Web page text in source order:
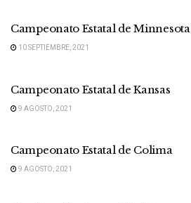
Campeonato Estatal de Minnesota
10 SEPTIEMBRE, 2021
Campeonato Estatal de Kansas
9 AGOSTO, 2021
Campeonato Estatal de Colima
9 AGOSTO, 2021